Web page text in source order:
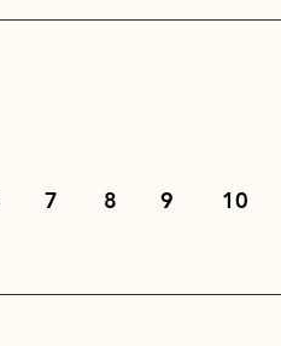
7 8 9 10